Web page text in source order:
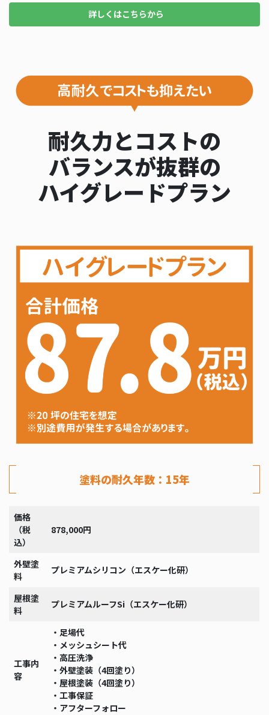
詳しくはこちらから
耐久力とコストの
バランスが抜群の
ハイグレードプラン
塗料の耐久年数：15年
価格
（税
込）
878,000円
外壁塗
料
プレミアムシリコン（エスケー化研）
屋根塗
料
プレミアムルーフSi（エスケー化研）
工事内
容
・足場代
・メッシュシート代
・高圧洗浄
・外壁塗装（4回塗り）
・屋根塗装（4回塗り）
・工事保証
・アフターフォロー